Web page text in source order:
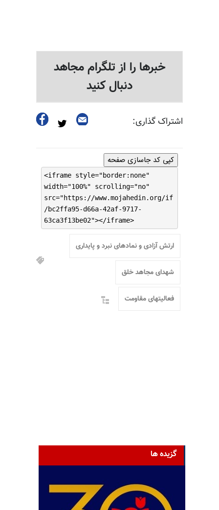
خبرها را از تلگرام مجاهد
دنبال کنید
اشتراک گذاری:
کپی کد جاسازی صفحه
<iframe style="border:none"
width="100%" scrolling="no"
src="https://www.mojahedin.org/if
/bc2ffa95-d66a-42af-9717-
63ca3f13be02"></iframe>
ارتش آزادی و نمادهای نبرد و پایداری
شهدای مجاهد خلق
فعالیتهای مقاومت
گزیده ها